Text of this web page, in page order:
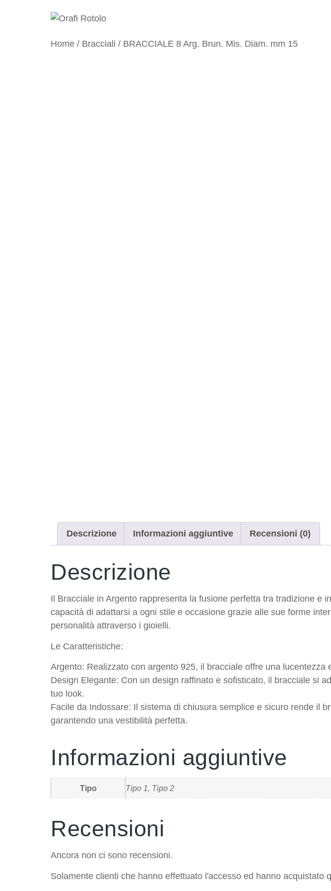
Home / Bracciali / BRACCIALE 8 Arg. Brun. Mis. Diam. mm 15
Descrizione Informazioni aggiuntive Recensioni (0)
Descrizione
Il Bracciale in Argento rappresenta la fusione perfetta tra tradizione e
capacità di adattarsi a ogni stile e occasione grazie alle sue forme
personalità attraverso i gioielli.
Le Caratteristiche:
Argento: Realizzato con argento 925, il bracciale offre una
Design Elegante: Con un design raffinato e sofisticato, il bracciale si
tuo look.
Facile da Indossare: Il sistema di chiusura semplice e sicuro rende il
garantendo una vestibilità perfetta.
Informazioni aggiuntive
Tipo Tipo 1, Tipo 2
Recensioni
Ancora non ci sono recensioni.
Solamente clienti che hanno effettuato l'accesso ed hanno acquistato